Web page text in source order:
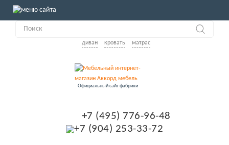
Официальный сайт фабрики
диван кровать матрас
+7 (495) 776-96-48
+7 (904) 253-33-72